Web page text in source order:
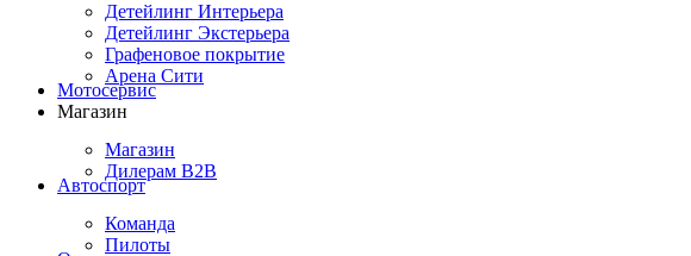
Детейлинг Интерьера
Детейлинг Экстерьера
Графеновое покрытие
Арена Сити
Мотосервис
Магазин
Магазин
Дилерам B2B
Автоспорт
Команда
Пилоты